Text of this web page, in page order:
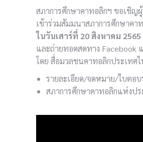
สภาการศึกษาคาทอลิกฯ ขอเชิญ
เข้าร่วมสัมมนาสภาการศึกษาค
ในวันเสาร์ที่ 20 สิงหาคม
และถ่ายทอดสดทาง Facebook
โดย สื่อมวลชนคาทอลิกประเทศ
รายละเอียด/จดหมาย/ใบตอ
สภาการศึกษาคาทอลิกแห่งป